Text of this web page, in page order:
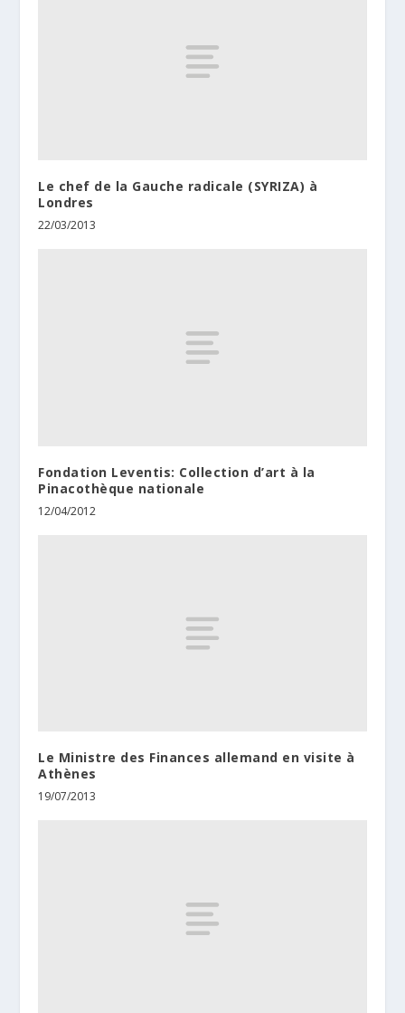
Le chef de la Gauche radicale (SYRIZA) à
Londres
22/03/2013
Fondation Leventis: Collection d’art à la
Pinacothèque nationale
12/04/2012
Le Ministre des Finances allemand en visite à
Athènes
19/07/2013